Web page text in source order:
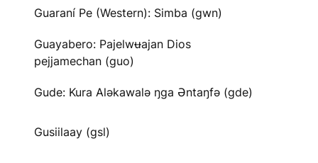
Guaraní Pe (Western): Simba (gwn)
Guayabero: Pajelwʉajan Dios
pejjamechan (guo)
Gude: Kura Aləkawalə ŋga Əntaŋfə (gde)
Gusiilaay (gsl)